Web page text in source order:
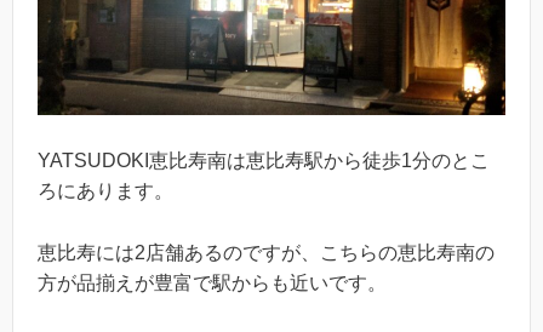
YATSUDOKI恵比寿南は恵比寿駅から徒歩1分のとこ
ろにあります。
恵比寿には2店舗あるのですが、こちらの恵比寿南の
方が品揃えが豊富で駅からも近いです。